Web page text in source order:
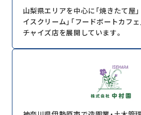
山梨県エリアを中心に「焼きたて屋
イスクリーム」「フードボートカフ
チャイズ店を展開しています。